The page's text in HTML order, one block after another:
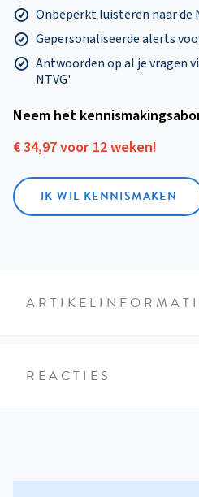
Onbeperkt luisteren naar de
Gepersonaliseerde alerts
Antwoorden op al je vragen
NTVG'
Neem het
€ 34,97 voor 12 weken!
IK WIL KENNISMAKEN
REACTIES